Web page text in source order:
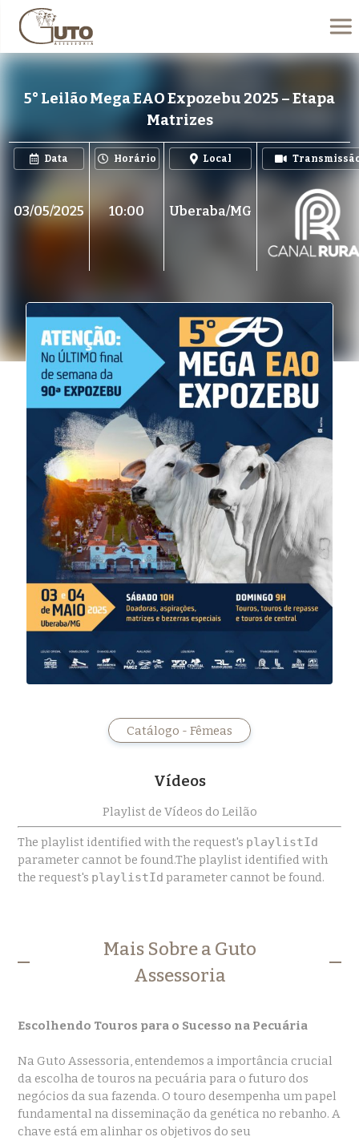
5° Leilão Mega EAO Expozebu 2025 – Etapa
Matrizes
Data
03/05/2025
Horário
10:00
Local
Uberaba/MG
Catálogo - Fêmeas
Vídeos
Playlist de Vídeos do Leilão
The playlist identified with the request's playlistId
parameter cannot be found.The playlist identified with
the request's playlistId parameter cannot be found.
Mais Sobre a Guto
Assessoria
Escolhendo Touros para o Sucesso na Pecuária
Na Guto Assessoria, entendemos a importância crucial
da escolha de touros na pecuária para o futuro dos
negócios da sua fazenda. O touro desempenha um papel
fundamental na disseminação da genética no rebanho. A
chave está em alinhar os objetivos do seu